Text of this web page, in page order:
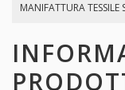
MANIFATTURA